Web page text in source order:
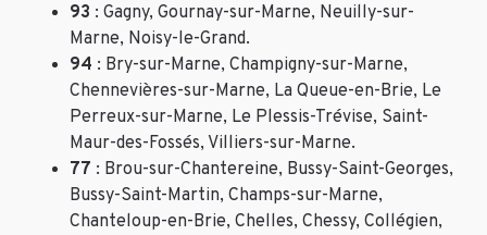
93 : Gagny, Gournay-sur-Marne, Neuilly-sur-
Marne, Noisy-le-Grand.
94 : Bry-sur-Marne, Champigny-sur-Marne,
Chennevières-sur-Marne, La Queue-en-Brie, Le
Perreux-sur-Marne, Le Plessis-Trévise, Saint-
Maur-des-Fossés, Villiers-sur-Marne.
77 : Brou-sur-Chantereine, Bussy-Saint-Georges,
Bussy-Saint-Martin, Champs-sur-Marne,
Chanteloup-en-Brie, Chelles, Chessy, Collégien,